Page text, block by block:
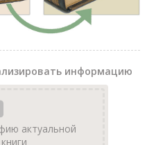
информацию
актуальной